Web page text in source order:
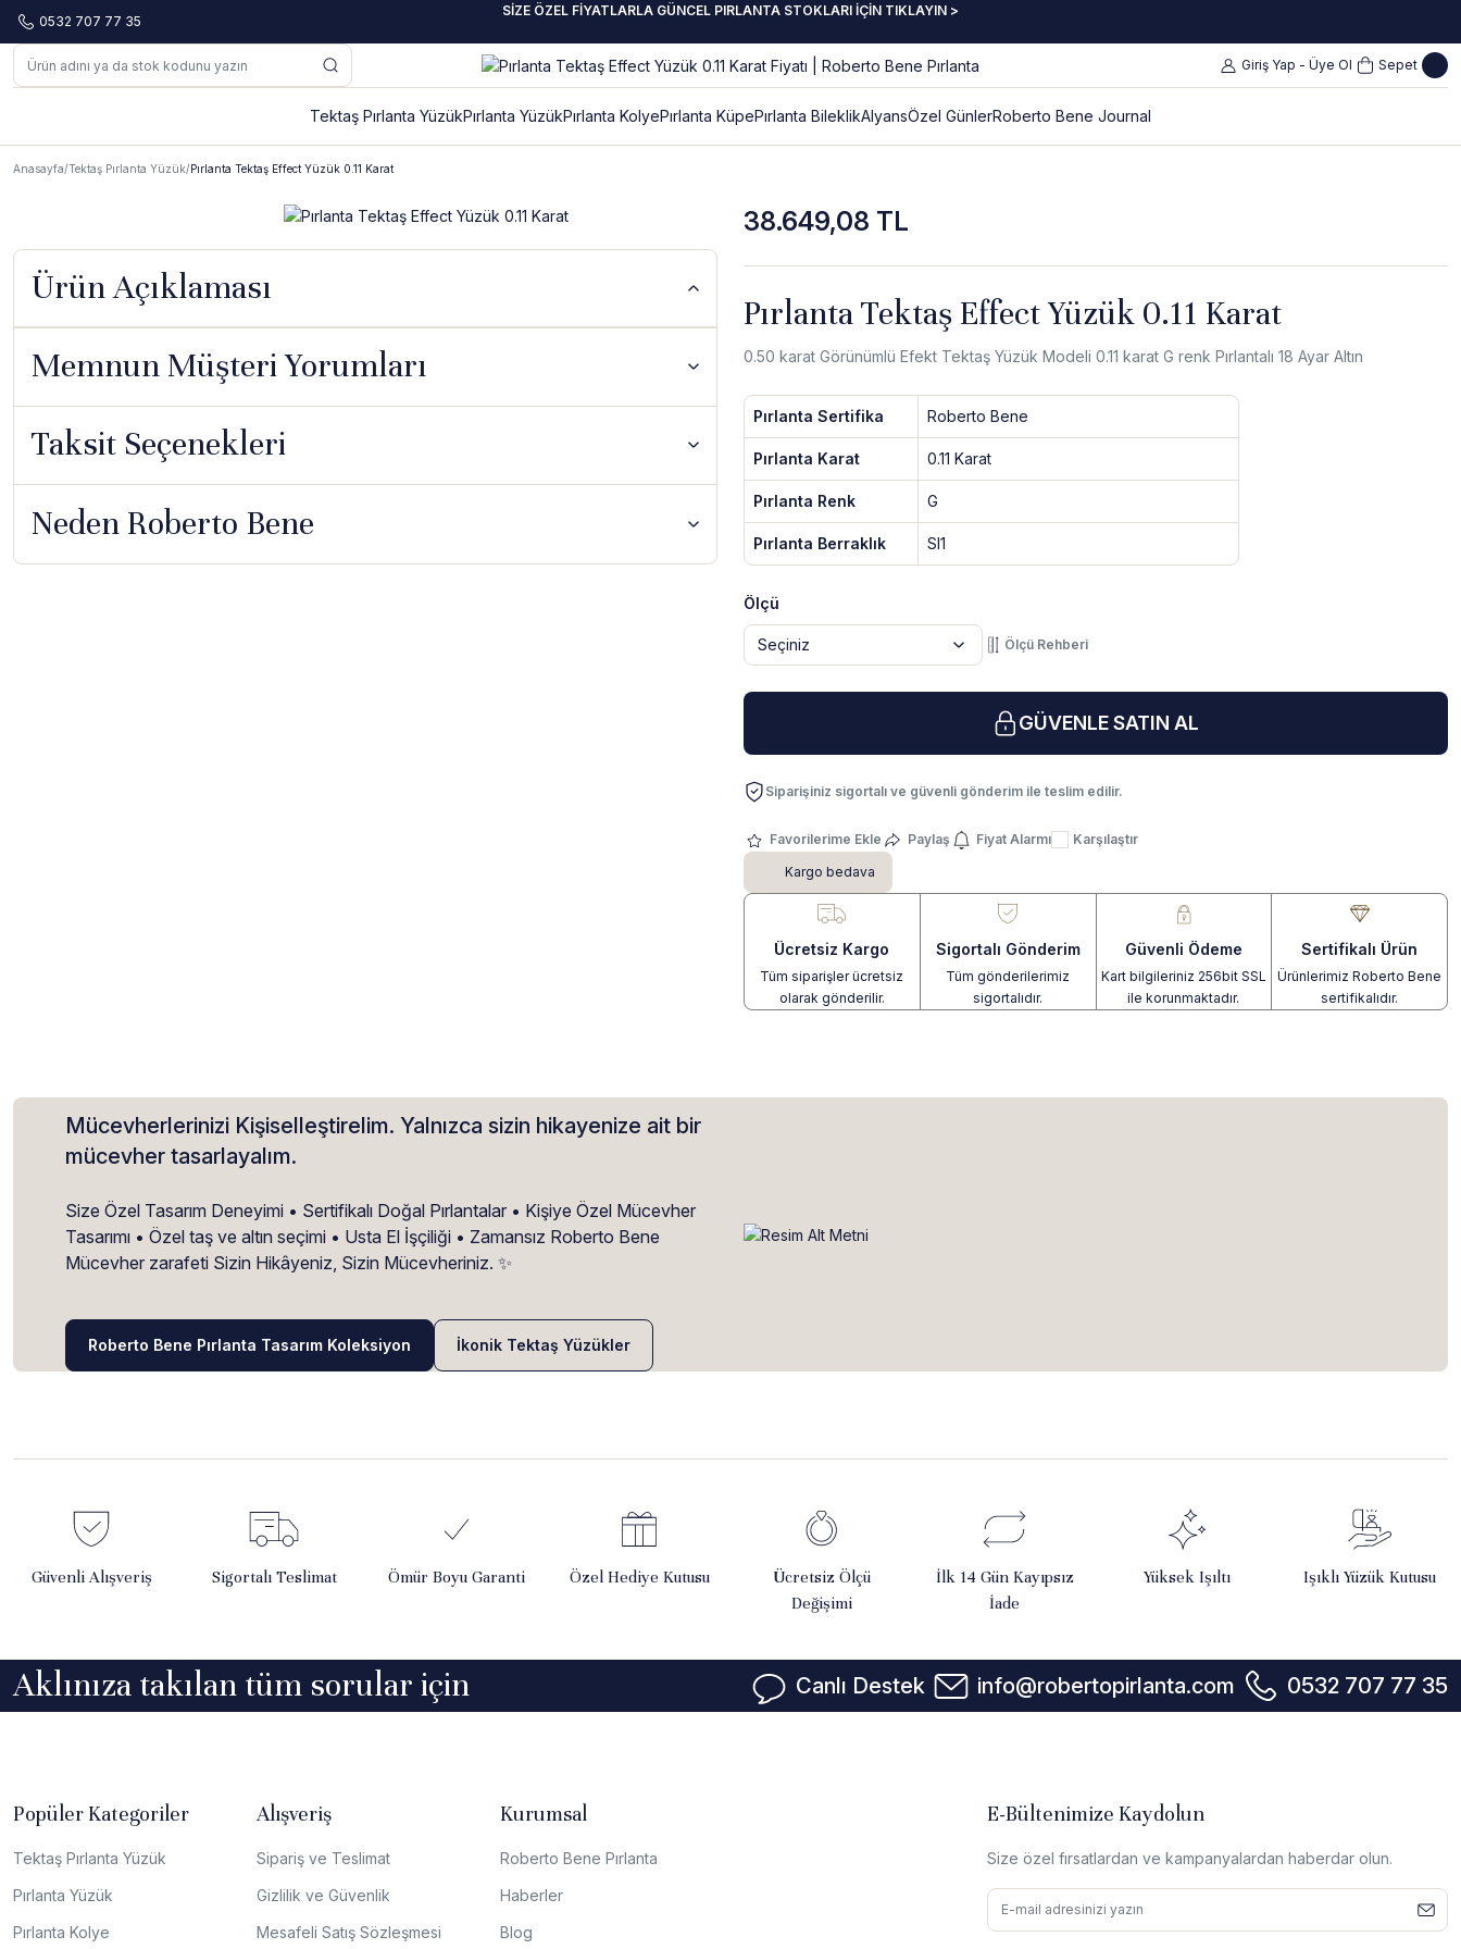
0532 707 77 35
SİZE ÖZEL FİYATLARLA GÜNCEL PIRLANTA STOKLARI İÇİN TIKLAYIN >
Giriş Yap - Üye Ol Sepet
Tektaş Pırlanta YüzükPırlanta YüzükPırlanta KolyePırlanta KüpePırlanta BileklikAlyansÖzel GünlerRoberto Bene Journal
Anasayfa Tektaş Pırlanta Yüzük Pırlanta Tektaş Effect Yüzük 0.11 Karat
Ürün Açıklaması
Memnun Müşteri Yorumları
Taksit Seçenekleri
Neden Roberto Bene
38.649,08 TL
Pırlanta Tektaş Effect Yüzük 0.11 Karat
0.50 karat Görünümlü Efekt Tektaş Yüzük Modeli 0.11 karat G renk Pırlantalı 18 Ayar Altın
Pırlanta Sertifika Roberto Bene
Pırlanta Karat 0.11 Karat
Pırlanta Renk G
Pırlanta Berraklık SI1
Ölçü
Ölçü Rehberi
GÜVENLE SATIN AL
Siparişiniz sigortalı ve güvenli gönderim ile teslim edilir.
Paylaş Fiyat Alarmı
Karşılaştır
Kargo bedava
Ücretsiz Kargo
Tüm siparişler ücretsiz
olarak gönderilir.
Sigortalı Gönderim
Tüm gönderilerimiz
sigortalıdır.
Güvenli Ödeme
Kart bilgileriniz 256bit SSL
ile korunmaktadır.
Sertifikalı Ürün
Ürünlerimiz Roberto Bene
sertifikalıdır.
Mücevherlerinizi Kişiselleştirelim. Yalnızca sizin hikayenize ait bir
mücevher tasarlayalım.
Size Özel Tasarım Deneyimi • Sertifikalı Doğal Pırlantalar • Kişiye Özel Mücevher
Tasarımı • Özel taş ve altın seçimi • Usta El İşçiliği • Zamansız Roberto Bene
Mücevher zarafeti Sizin Hikâyeniz, Sizin Mücevheriniz. ✨
Roberto Bene Pırlanta Tasarım Koleksiyon İkonik Tektaş Yüzükler
Güvenli Alışveriş Sigortalı Teslimat Ömür Boyu Garanti Özel Hediye Kutusu
Ücretsiz Ölçü
Değişimi
İlk 14 Gün Kayıpsız
İade
Yüksek Işıltı Işıklı Yüzük Kutusu
Aklınıza takılan tüm sorular için Canlı Destek info@robertopirlanta.com 0532 707 77 35
Popüler Kategoriler
Tektaş Pırlanta Yüzük
Pırlanta Yüzük
Pırlanta Kolye
Alışveriş
Sipariş ve Teslimat
Gizlilik ve Güvenlik
Mesafeli Satış Sözleşmesi
Kurumsal
Roberto Bene Pırlanta
Haberler
Blog
E-Bültenimize Kaydolun
Size özel fırsatlardan ve kampanyalardan haberdar olun.